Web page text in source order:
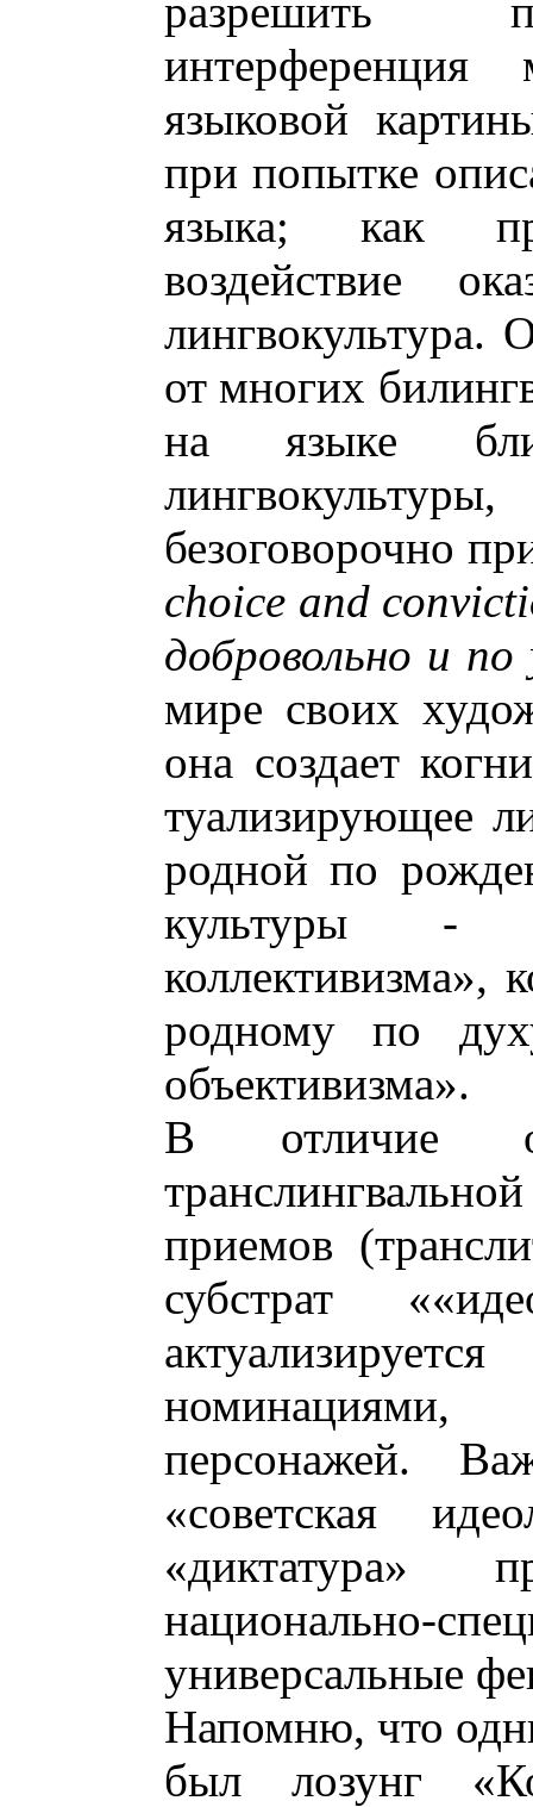
разрешить
интерференция
языковой
при попытке
языка; как
воздействие
лингвокультура.
от многих
на языке
безоговорочно
choice and
добровольно и
мире своих
она создает
туализирующее
родной по
культуры -
коллективизма»,
родному по
объективизма».
В отличие
приемов
субстрат
номинациями,
персонажей.
«советская
«диктатура»
национально-
универсальные
Напомню, что
был лозунг